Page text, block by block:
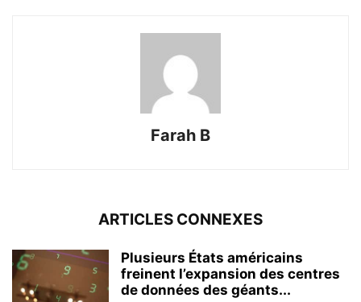
Farah B
ARTICLES CONNEXES
Plusieurs États américains
freinent l’expansion des centres
de données des géants...